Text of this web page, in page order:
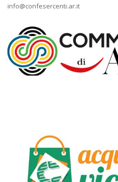
info@confesercenti.ar.it